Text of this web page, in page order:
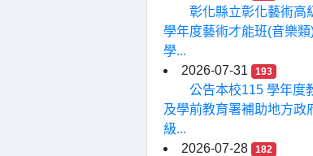
彰化縣立彰化藝術高
學年度藝術才能班(音樂類
學...
2026-07-31
193
公告本校115 學年度
及學前教育署補助地方政
級...
2026-07-28
182